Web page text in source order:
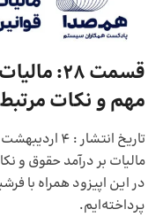
قسمت 28:
مهم و نکات مرتبط
تاریخ انتشار : 4 اردیبهشت 1401
مالیات بر درآمد حقوق و
در این اپیزود همراه با
پرداخته‌ایم.